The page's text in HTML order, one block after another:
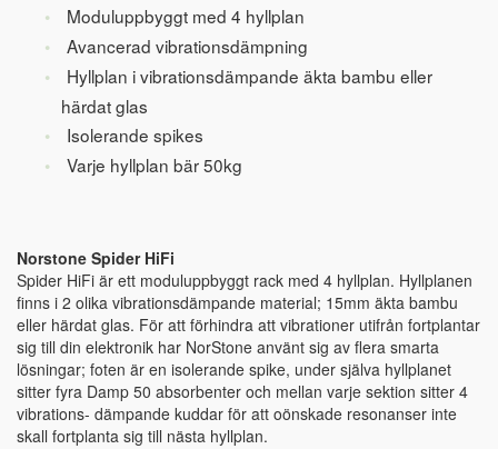
Moduluppbyggt med 4 hyllplan
Avancerad vibrationsdämpning
Hyllplan i vibrationsdämpande äkta bambu eller
härdat glas
Isolerande spikes
Varje hyllplan bär 50kg
Norstone Spider HiFi
Spider HiFi är ett moduluppbyggt rack med 4 hyllplan. Hyllplanen
finns i 2 olika vibrationsdämpande material; 15mm äkta bambu
eller härdat glas. För att förhindra att vibrationer utifrån fortplantar
sig till din elektronik har NorStone använt sig av flera smarta
lösningar; foten är en isolerande spike, under själva hyllplanet
sitter fyra Damp 50 absorbenter och mellan varje sektion sitter 4
vibrations- dämpande kuddar för att oönskade resonanser inte
skall fortplanta sig till nästa hyllplan.